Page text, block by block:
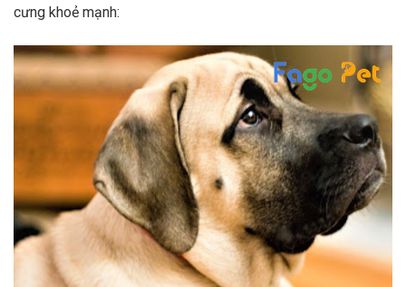
cưng khoẻ mạnh: